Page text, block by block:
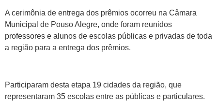
A cerimônia de entrega dos prêmios ocorreu na Câmara
Municipal de Pouso Alegre, onde foram reunidos
professores e alunos de escolas públicas e privadas de toda
a região para a entrega dos prêmios.
Participaram desta etapa 19 cidades da região, que
representaram 35 escolas entre as públicas e particulares.